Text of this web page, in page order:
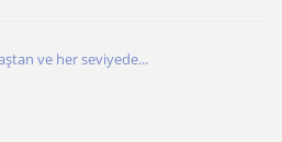
ve her seviyede...